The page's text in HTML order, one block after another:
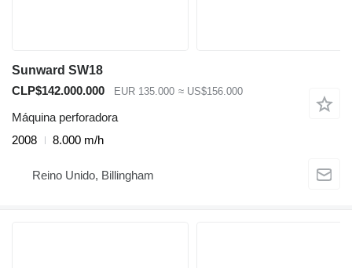
Sunward SW18
CLP$142.000.000
EUR 135.000 ≈ US$156.000
Máquina perforadora
2008
8.000 m/h
Reino Unido, Billingham